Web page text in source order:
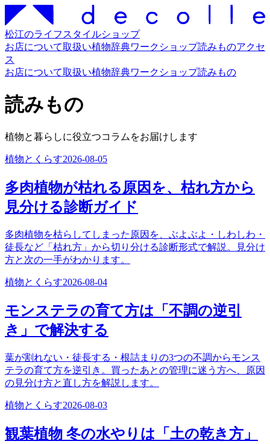
松江のライフスタイルショップ
お店について取扱い植物辞典ワークショップ読みものアクセ
ス
お店について取扱い植物辞典ワークショップ読みもの
読みもの
植物と暮らしに役立つコラムをお届けします
植物とくらす2026-08-05
多肉植物が枯れる原因を、枯れ方から
見分ける診断ガイド
多肉植物を枯らしてしまった原因を、ぶよぶよ・しわしわ・
徒長など「枯れ方」から切り分ける診断形式で解説。見分け
方と次の一手がわかります。
植物とくらす2026-08-04
モンステラの育て方は「不調の逆引
き」で解決する
葉が割れない・徒長する・根詰まりの3つの不調からモンス
テラの育て方を逆引き。買ったあとの管理に迷う方へ、原因
の見分け方と直し方を解説します。
植物とくらす2026-08-03
観葉植物 冬の水やりは「土の乾き方」